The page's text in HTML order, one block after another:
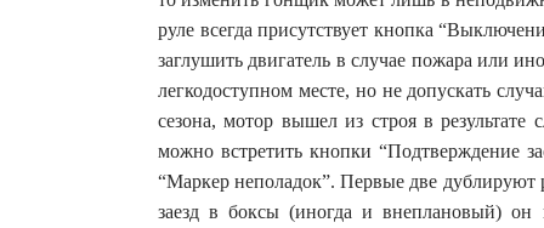
руле всегда присутствует кнопка
заглушить двигатель в случае пожара или
легкодоступном месте, но не допускать
сезона, мотор вышел из строя в
можно встретить кнопки “Подтверждение
“Маркер неполадок”. Первые две дублируют
заезд в боксы (иногда и внеплановый) он